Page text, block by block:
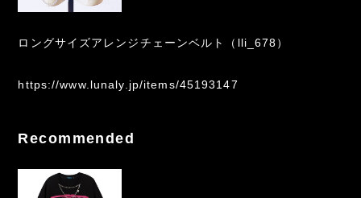
ロングサイズアレンジチェーンベルト（lli_678）
https://www.lunaly.jp/items/45193147
Recommended